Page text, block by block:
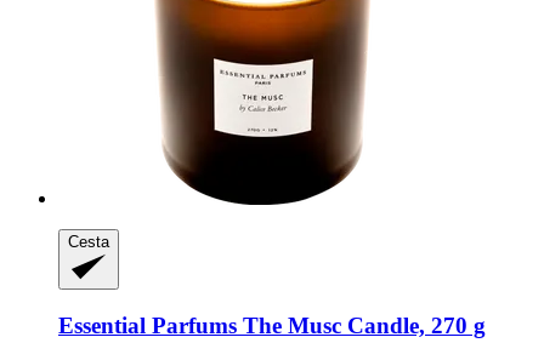
Cesta
Essential Parfums The Musc Candle, 270 g